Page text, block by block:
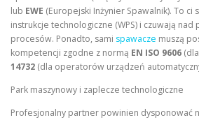
lub EWE (Europejski Inżynier Spawalnik). To ci
instrukcje technologiczne (WPS) i czuwają nad
procesów. Ponadto, sami spawacze muszą
kompetencji zgodne z normą EN ISO 9606
14732 (dla operatorów urządzeń
Park maszynowy i zaplecze technologiczne
Profesjonalny partner powinien dysponować